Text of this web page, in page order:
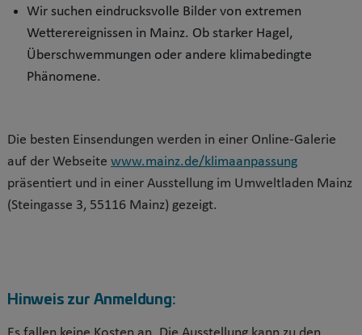
Wir suchen eindrucksvolle Bilder von extremen
Wetterereignissen in Mainz. Ob starker Hagel,
Überschwemmungen oder andere klimabedingte
Phänomene.
Die besten Einsendungen werden in einer Online-Galerie
auf der Webseite www.mainz.de/klimaanpassung
präsentiert und in einer Ausstellung im Umweltladen Mainz
(Steingasse 3, 55116 Mainz) gezeigt.
Hinweis zur Anmeldung: